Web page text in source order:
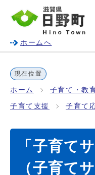
ホームへ
現在位置
ホーム 子育て・教
子育て支援 子育て
「子育て
（子育て